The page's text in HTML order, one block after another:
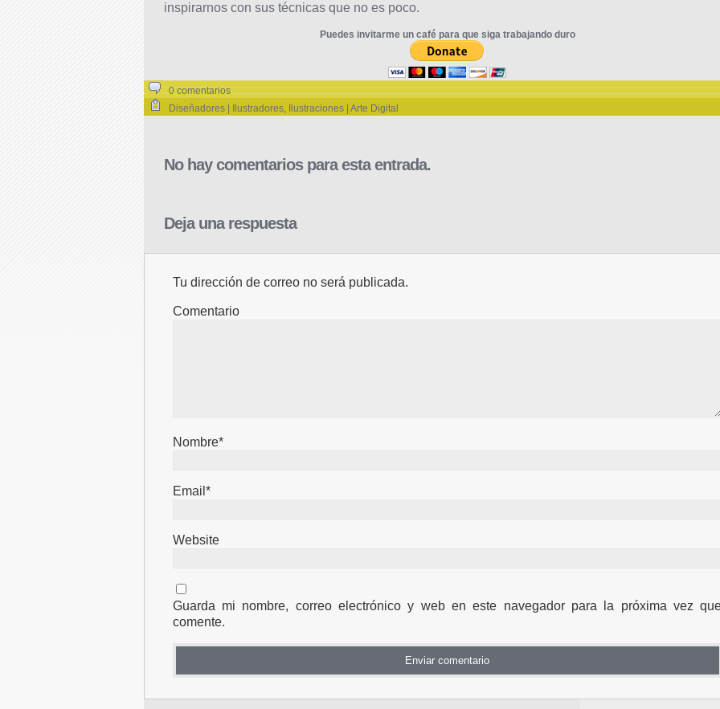
inspirarnos con sus técnicas que no es poco.
Puedes invitarme un café para que siga trabajando duro
0 comentarios
Diseñadores | Ilustradores, Ilustraciones | Arte Digital
No hay comentarios para esta entrada.
Deja una respuesta
Tu dirección de correo no será publicada.
Comentario
Nombre*
Email*
Website
Guarda mi nombre, correo electrónico y web en este navegador para la próxima vez
comente.